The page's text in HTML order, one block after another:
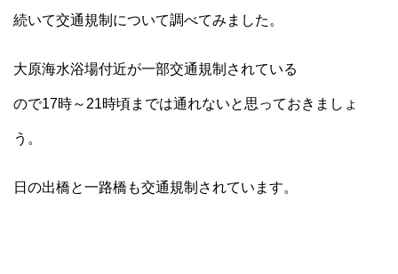
続いて交通規制について調べてみました。
大原海水浴場付近が一部交通規制されている
ので17時～21時頃までは通れないと思っておきましょ
う。
日の出橋と一路橋も交通規制されています。